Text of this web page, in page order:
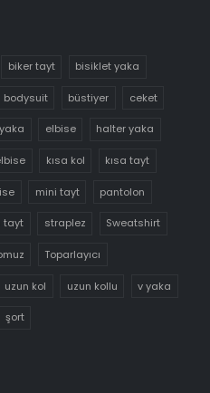
biker tayt bisiklet yaka
bodysuit büstiyer ceket
elbise halter yaka
kısa kol kısa tayt
mini tayt pantolon
tayt straplez Sweatshirt
Toparlayıcı
uzun kol uzun kollu v yaka
şort